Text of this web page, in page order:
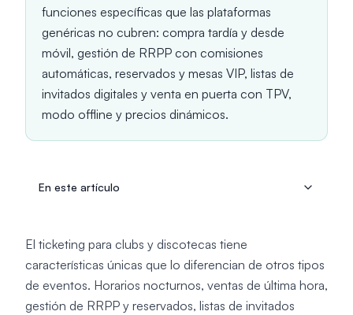
funciones específicas que las plataformas
genéricas no cubren: compra tardía y desde
móvil, gestión de RRPP con comisiones
automáticas, reservados y mesas VIP, listas de
invitados digitales y venta en puerta con TPV,
modo offline y precios dinámicos.
En este artículo
El ticketing para clubs y discotecas tiene
características únicas que lo diferencian de otros tipos
de eventos. Horarios nocturnos, ventas de última hora,
gestión de RRPP y reservados, listas de invitados